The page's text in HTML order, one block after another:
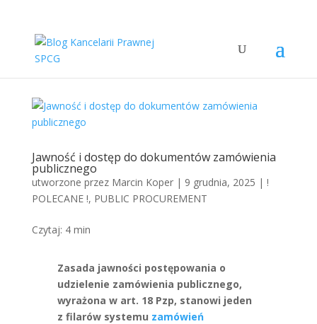
Jawność i dostęp do dokumentów zamówienia
publicznego
utworzone przez Marcin Koper| 9 grudnia, 2025 | !
POLECANE !, PUBLIC PROCUREMENT
Czytaj: 4 min
Zasada jawności postępowania o
udzielenie zamówienia publicznego,
wyrażona w art. 18 Pzp, stanowi jeden
z filarów systemu zamówień